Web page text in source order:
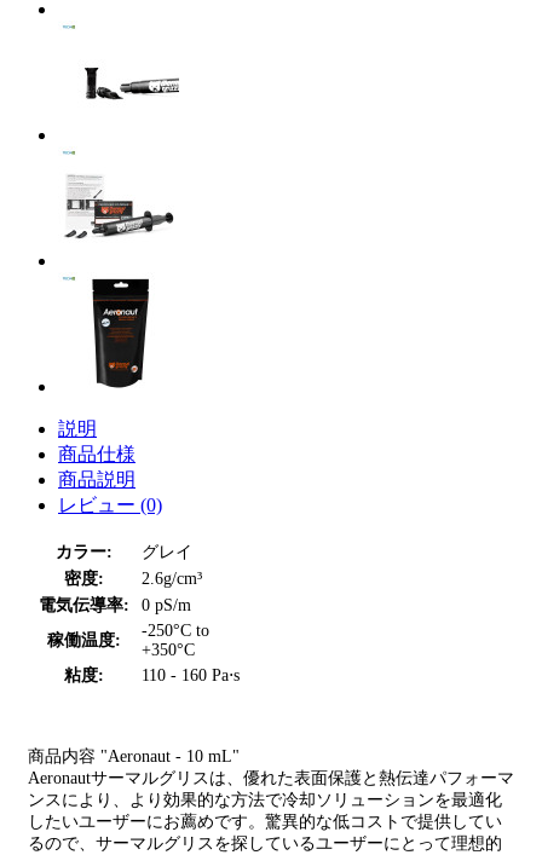
説明
商品仕様
商品説明
レビュー (0)
カラー:
グレイ
密度:
2.6g/cm³
電気伝導率:
0 pS/m
稼働温度:
-250°C to
+350°C
粘度:
110 - 160 Pa⋅s
商品内容 "Aeronaut - 10 mL"
Aeronautサーマルグリスは、優れた表面保護と熱伝達パフォーマ
ンスにより、より効果的な方法で冷却ソリューションを最適化
したいユーザーにお薦めです。驚異的な低コストで提供してい
るので、サーマルグリスを探しているユーザーにとって理想的